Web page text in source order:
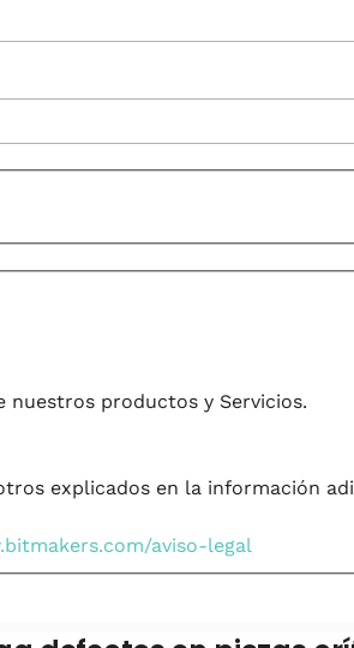
nuestros productos y Servicios.
explicados en la información
aviso-legal